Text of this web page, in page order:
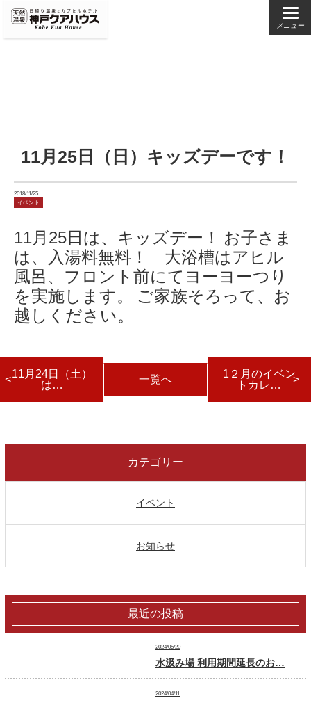
メニュー
11月25日（日）キッズデーです！
2018/11/25
イベント
11月25日は、キッズデー！
お子さま
は、入湯料無料！ 大浴槽はアヒル
風呂、フロント前にてヨーヨーつり
を実施します。
ご家族そろって、お
越しください。
11月24日（土）
は…
一覧へ
1２月のイベン
トカレ…
カテゴリー
イベント
お知らせ
最近の投稿
2024/05/20
水汲み場 利用期間延長のお…
2024/04/11